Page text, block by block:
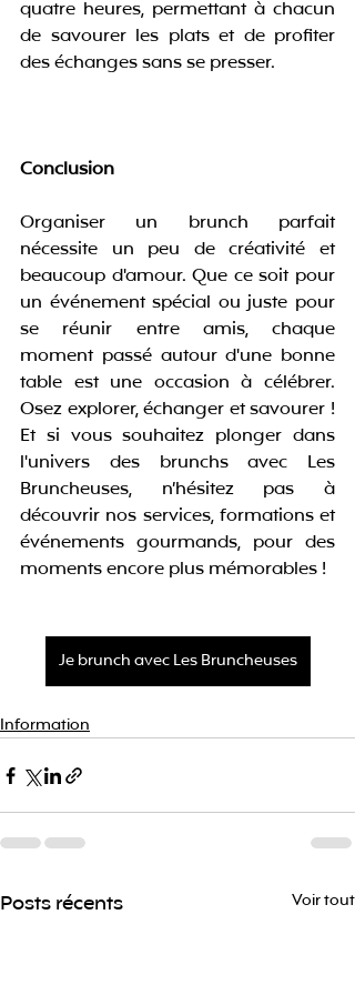
quatre heures, permettant à chacun
de savourer les plats et de profiter
des échanges sans se presser.
Conclusion
Organiser un brunch parfait
nécessite un peu de créativité et
beaucoup d'amour. Que ce soit pour
un événement spécial ou juste pour
se réunir entre amis, chaque
moment passé autour d'une bonne
table est une occasion à célébrer.
Osez explorer, échanger et savourer !
Et si vous souhaitez plonger dans
l'univers des brunchs avec Les
Bruncheuses, n’hésitez pas à
découvrir nos services, formations et
événements gourmands, pour des
moments encore plus mémorables !
Je brunch avec Les Bruncheuses
Information
Posts récents Voir tout